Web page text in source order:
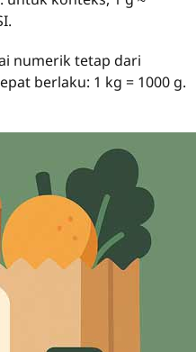
numerik tetap dari
berlaku: 1 kg = 1000 g.